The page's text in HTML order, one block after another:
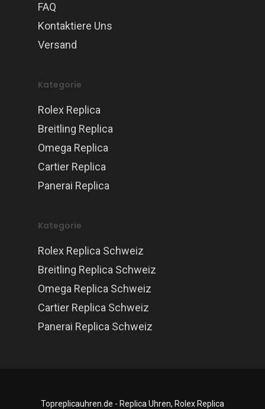
FAQ
Kontaktiere Uns
Versand
Kategorie
Rolex Replica
Breitling Replica
Omega Replica
Cartier Replica
Panerai Replica
Kategorie
Rolex Replica Schweiz
Breitling Replica Schweiz
Omega Replica Schweiz
Cartier Replica Schweiz
Panerai Replica Schweiz
Topreplicauhren.de - Replica Uhren, Rolex Replica